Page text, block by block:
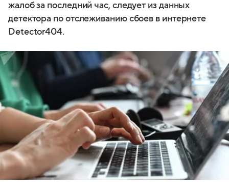
жалоб за последний час, следует из данных
детектора по отслеживанию сбоев в интернете
Detector404.